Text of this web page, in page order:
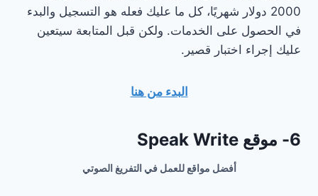
2000 دولار شهريًا، كل ما عليك فعله هو التسجيل والبدء
في الحصول على الخدمات. ولكن قبل المتابعة سيتعين
عليك إجراء اختبار قصير.
البدء من هنا
6- موقع Speak Write
أفضل مواقع للعمل في التفريغ الصوتي